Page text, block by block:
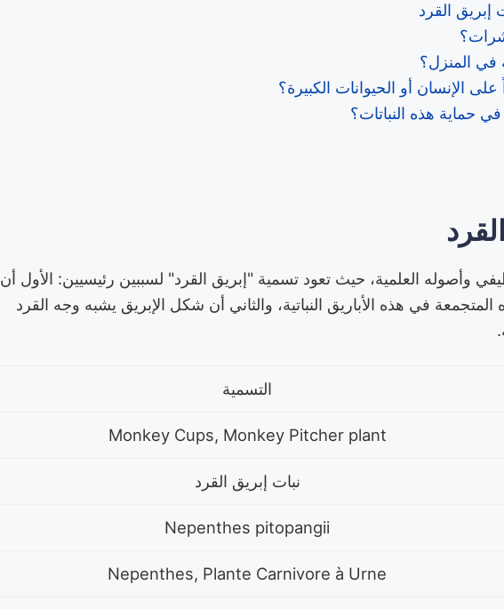
إبريق القرد
في المنزل؟
الإنسان أو الحيوانات الكبيرة؟
في حماية هذه النباتات؟
وأصوله العلمية، حيث تعود تسمية "إبريق القرد" لسببين رئيسيين: الأول أن
في هذه الأباريق النباتية، والثاني أن شكل الإبريق يشبه وجه القرد
التسمية
Monkey Cups, Monkey Pitcher plant
نبات إبريق القرد
Nepenthes pitopangii
Nepenthes, Plante Carnivore à Urne